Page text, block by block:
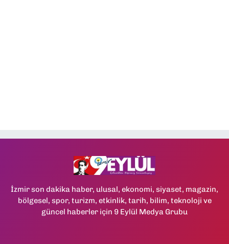
İzmir son dakika haber, ulusal, ekonomi, siyaset, magazin,
bölgesel, spor, turizm, etkinlik, tarih, bilim, teknoloji ve
güncel haberler için 9 Eylül Medya Grubu